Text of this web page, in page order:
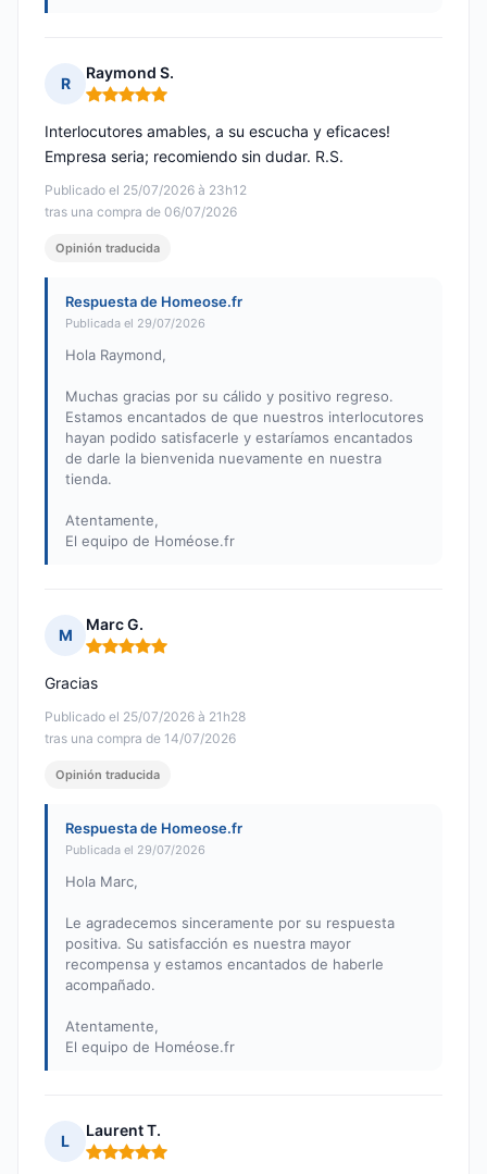
R
Raymond S.
Nota: 5 de 5
Publicado el 25/07/2026 à 23h12
tras una compra de 06/07/2026
Interlocutores amables, a su escucha y eficaces!
Empresa seria; recomiendo sin dudar. R.S.
Opinión traducida
Respuesta de Homeose.fr
Publicada el 29/07/2026
Hola Raymond,
Muchas gracias por su cálido y positivo regreso.
Estamos encantados de que nuestros interlocutores
hayan podido satisfacerle y estaríamos encantados
de darle la bienvenida nuevamente en nuestra
tienda.
Atentamente,
El equipo de Homéose.fr
M
Marc G.
Nota: 5 de 5
Publicado el 25/07/2026 à 21h28
tras una compra de 14/07/2026
Gracias
Opinión traducida
Respuesta de Homeose.fr
Publicada el 29/07/2026
Hola Marc,
Le agradecemos sinceramente por su respuesta
positiva. Su satisfacción es nuestra mayor
recompensa y estamos encantados de haberle
acompañado.
Atentamente,
El equipo de Homéose.fr
L
Laurent T.
Nota: 5 de 5